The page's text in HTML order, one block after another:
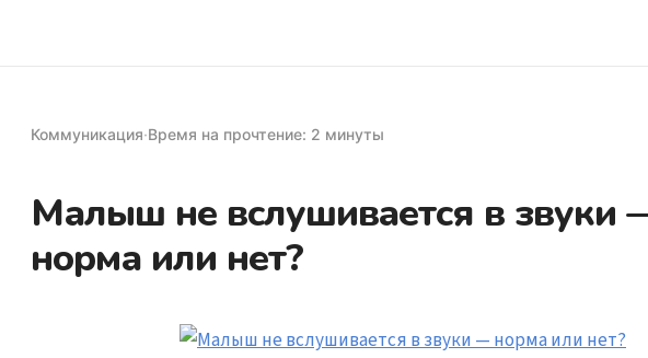
Коммуникация·Время на прочтение: 2 минуты
Малыш не вслушивается в звуки
норма или нет?